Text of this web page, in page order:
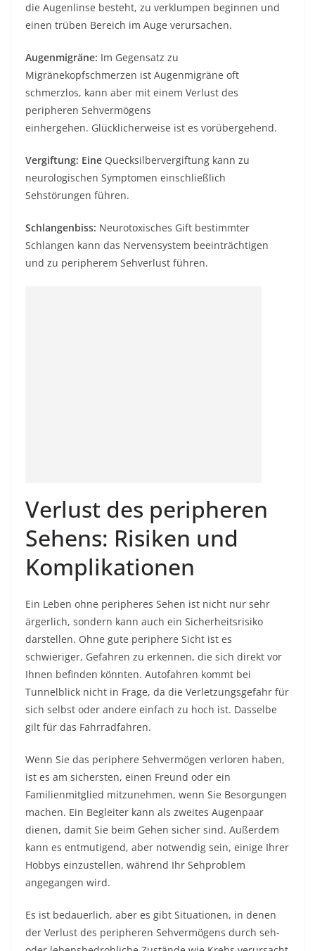
die Augenlinse besteht, zu verklumpen beginnen und
einen trüben Bereich im Auge verursachen.
Augenmigräne: Im Gegensatz zu
Migränekopfschmerzen ist Augenmigräne oft
schmerzlos, kann aber mit einem Verlust des
peripheren Sehvermögens
einhergehen. Glücklicherweise ist es vorübergehend.
Vergiftung: Eine Quecksilbervergiftung kann zu
neurologischen Symptomen einschließlich
Sehstörungen führen.
Schlangenbiss: Neurotoxisches Gift bestimmter
Schlangen kann das Nervensystem beeinträchtigen
und zu peripherem Sehverlust führen.
Verlust des peripheren
Sehens: Risiken und
Komplikationen
Ein Leben ohne peripheres Sehen ist nicht nur sehr
ärgerlich, sondern kann auch ein Sicherheitsrisiko
darstellen. Ohne gute periphere Sicht ist es
schwieriger, Gefahren zu erkennen, die sich direkt vor
Ihnen befinden könnten. Autofahren kommt bei
Tunnelblick nicht in Frage, da die Verletzungsgefahr für
sich selbst oder andere einfach zu hoch ist. Dasselbe
gilt für das Fahrradfahren.
Wenn Sie das periphere Sehvermögen verloren haben,
ist es am sichersten, einen Freund oder ein
Familienmitglied mitzunehmen, wenn Sie Besorgungen
machen. Ein Begleiter kann als zweites Augenpaar
dienen, damit Sie beim Gehen sicher sind. Außerdem
kann es entmutigend, aber notwendig sein, einige Ihrer
Hobbys einzustellen, während Ihr Sehproblem
angegangen wird.
Es ist bedauerlich, aber es gibt Situationen, in denen
der Verlust des peripheren Sehvermögens durch seh-